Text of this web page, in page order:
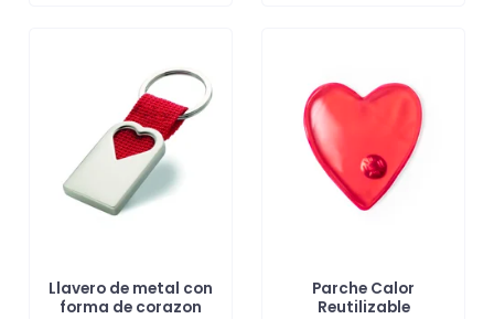
Llavero de metal con
forma de corazon
Parche Calor
Reutilizable